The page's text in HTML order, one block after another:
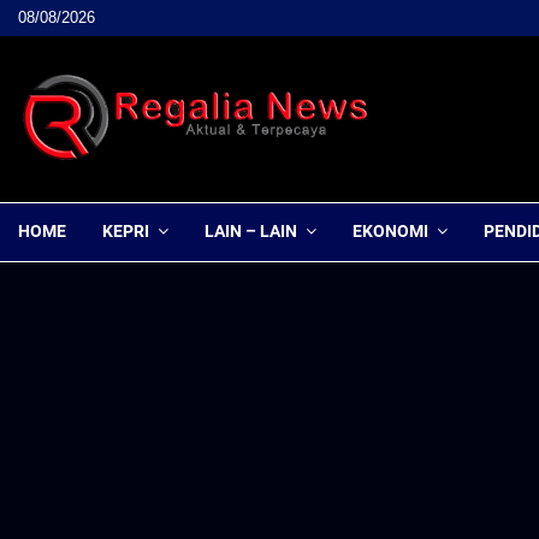
08/08/2026
HOME KEPRI LAIN – LAIN EKONOMI